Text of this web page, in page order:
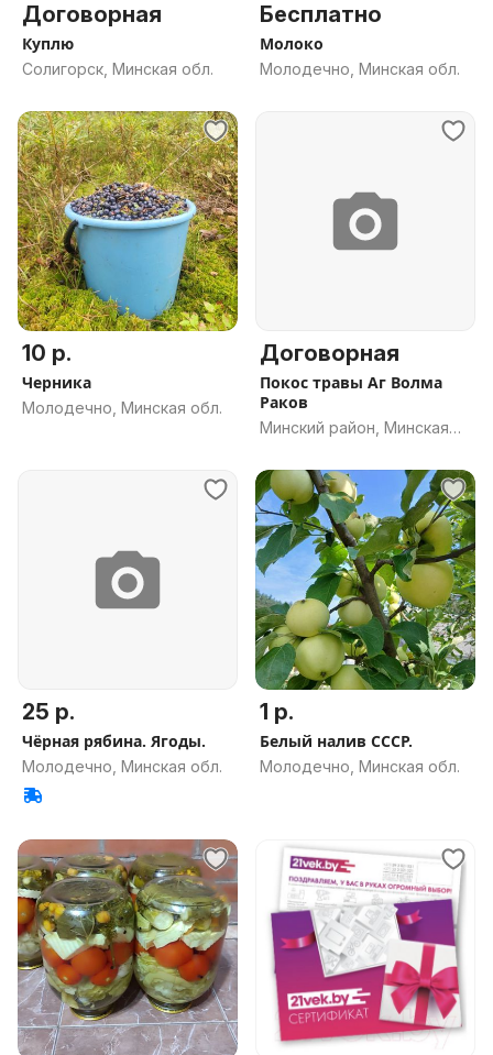
Договорная
Куплю
Солигорск, Минская обл.
Бесплатно
Молоко
Молодечно, Минская обл.
10 р.
Черника
Молодечно, Минская обл.
Договорная
Покос травы Аг Волма
Раков
Минский район, Минская
25 р.
Чёрная рябина. Ягоды.
Молодечно, Минская обл.
1 р.
Белый налив СССР.
Молодечно, Минская обл.